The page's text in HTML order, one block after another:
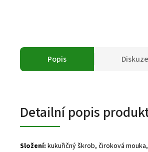
Popis Diskuze
Detailní popis
Složení: kukuřičný škrob, čiroková